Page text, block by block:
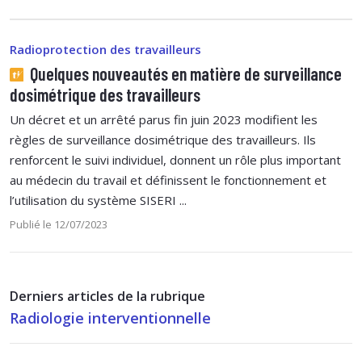
Radioprotection des travailleurs
Quelques nouveautés en matière de surveillance
dosimétrique des travailleurs
Un décret et un arrêté parus fin juin 2023 modifient les
règles de surveillance dosimétrique des travailleurs. Ils
renforcent le suivi individuel, donnent un rôle plus important
au médecin du travail et définissent le fonctionnement et
l’utilisation du système SISERI ...
Publié le 12/07/2023
Derniers articles de la rubrique
Radiologie interventionnelle